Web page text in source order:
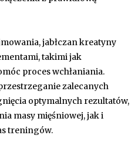
jabłczan kreatyny
takimi jak
proces wchłaniania.
zalecanych
optymalnych rezultatów,
masy mięśniowej, jak i
treningów.